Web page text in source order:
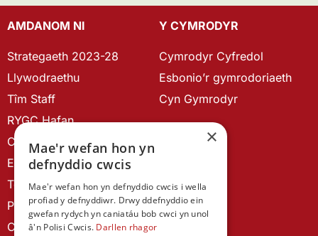
AMDANOM NI
Strategaeth 2023-28
Llywodraethu
Tîm Staff
RYGC Hafan
Canllawiau brandio
Ein Hanes
Telerau ac Amodau
Polisi Preifatrwydd
Cysylltu â ni
Y CYMRODYR
Cymrodyr Cyfredol
Esbonio’r gymrodoriaeth
Cyn Gymrodyr
×
Mae'r wefan hon yn
defnyddio cwcis
Mae'r wefan hon yn defnyddio cwcis i wella
profiad y defnyddiwr. Drwy ddefnyddio ein
gwefan rydych yn caniatáu bob cwci yn unol
â'n Polisi Cwcis. Darllen rhagor